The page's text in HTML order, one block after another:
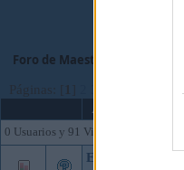
Foro de Maestros25 FORO
Páginas: [ 1
Asunto
0 Usuarios y 91 Visitantes están
ENCUESTA